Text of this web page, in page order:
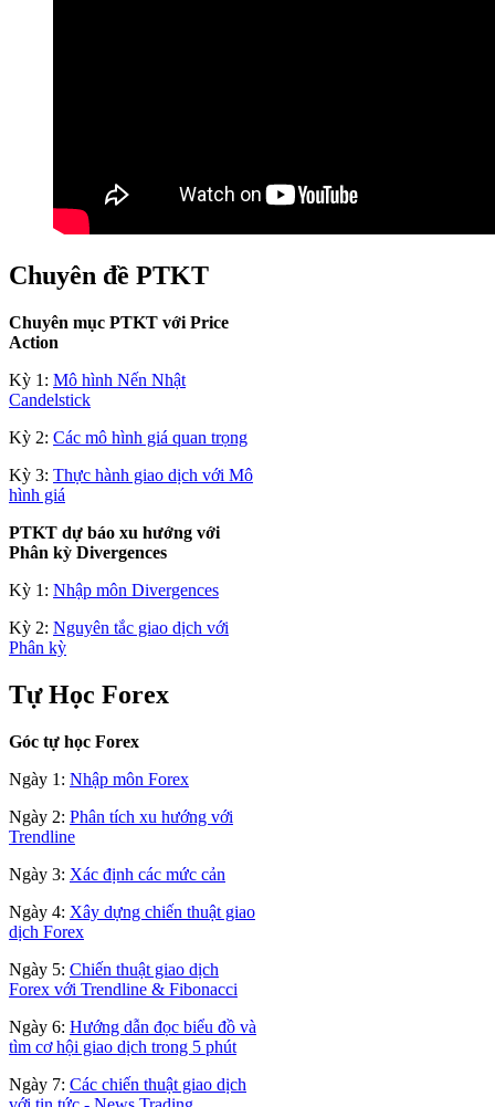
Chuyên đề PTKT
Chuyên mục PTKT với Price
Action
Kỳ 1: Mô hình Nến Nhật
Candelstick
Kỳ 2: Các mô hình giá quan trọng
Kỳ 3: Thực hành giao dịch với Mô
hình giá
PTKT dự báo xu hướng với
Phân kỳ Divergences
Kỳ 1: Nhập môn Divergences
Kỳ 2: Nguyên tắc giao dịch với
Phân kỳ
Tự Học Forex
Góc tự học Forex
Ngày 1: Nhập môn Forex
Ngày 2: Phân tích xu hướng với
Trendline
Ngày 3: Xác định các mức cản
Ngày 4: Xây dựng chiến thuật giao
dịch Forex
Ngày 5: Chiến thuật giao dịch
Forex với Trendline & Fibonacci
Ngày 6: Hướng dẫn đọc biểu đồ và
tìm cơ hội giao dịch trong 5 phút
Ngày 7: Các chiến thuật giao dịch